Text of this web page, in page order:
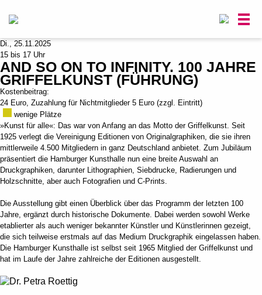
0
Di., 25.11.2025
15 bis 17 Uhr
AND SO ON TO INFINITY. 100 JAHRE
GRIFFELKUNST (FÜHRUNG)
Kostenbeitrag:
24 Euro, Zuzahlung für Nichtmitglieder 5 Euro (zzgl. Eintritt)
wenige Plätze
»Kunst für alle«: Das war von Anfang an das Motto der Griffelkunst. Seit
1925 verlegt die Vereinigung Editionen von Originalgraphiken, die sie ihren
mittlerweile 4.500 Mitgliedern in ganz Deutschland anbietet. Zum Jubiläum
präsentiert die Hamburger Kunsthalle nun eine breite Auswahl an
Druckgraphiken, darunter Lithographien, Siebdrucke, Radierungen und
Holzschnitte, aber auch Fotografien und C-Prints.
Die Ausstellung gibt einen Überblick über das Programm der letzten 100
Jahre, ergänzt durch historische Dokumente. Dabei werden sowohl Werke
etablierter als auch weniger bekannter Künstler und Künstlerinnen gezeigt,
die sich teilweise erstmals auf das Medium Druckgraphik eingelassen haben.
Die Hamburger Kunsthalle ist selbst seit 1965 Mitglied der Griffelkunst und
hat im Laufe der Jahre zahlreiche der Editionen ausgestellt.